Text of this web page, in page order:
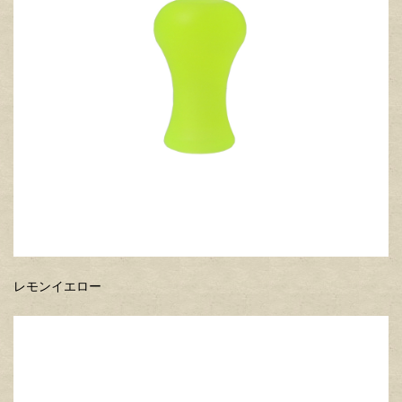
レモンイエロー